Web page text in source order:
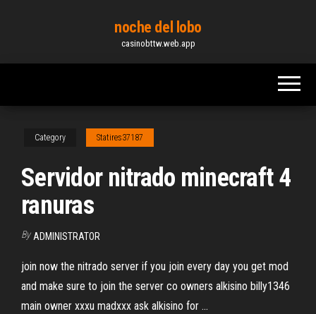
content
noche del lobo
casinobttw.web.app
Category Statires37187
Servidor nitrado minecraft 4
ranuras
By ADMINISTRATOR
join now the nitrado server if you join every day you get mod
and make sure to join the server co owners alkisino billy1346
main owner xxxu madxxx ask alkisino for ...